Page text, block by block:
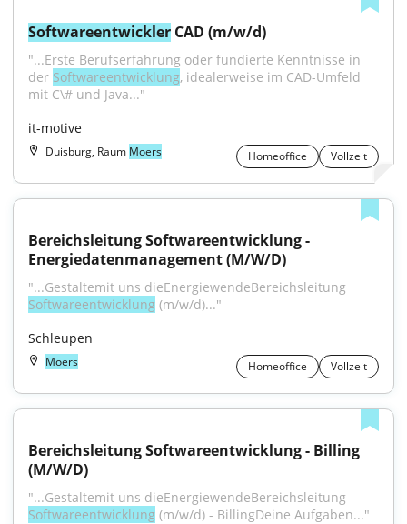
Softwareentwickler CAD (m/w/d)
"...Erste Berufserfahrung oder fundierte Kenntnisse in
der Softwareentwicklung, idealerweise im CAD-Umfeld
mit C\# und Java..."
it-motive
Duisburg, Raum Moers Homeoffice Vollzeit
Bereichsleitung Softwareentwicklung -
Energiedatenmanagement (M/W/D)
Softwareentwicklung (m/w/d)..."
Schleupen
Moers Homeoffice Vollzeit
Bereichsleitung Softwareentwicklung - Billing
(M/W/D)
Softwareentwicklung (m/w/d) - BillingDeine Aufgaben..."